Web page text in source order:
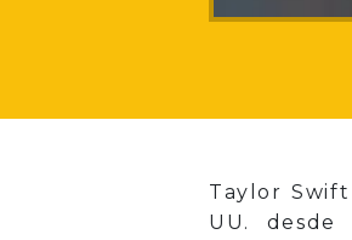
Taylor
UU.